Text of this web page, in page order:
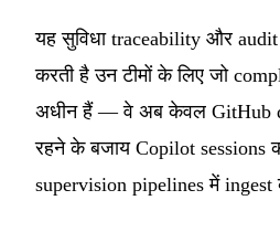
यह सुविधा traceability और
करती है उन टीमों के लिए जो
अधीन हैं — वे अब केवल GitHub
रहने के बजाय Copilot sessions
supervision pipelines में